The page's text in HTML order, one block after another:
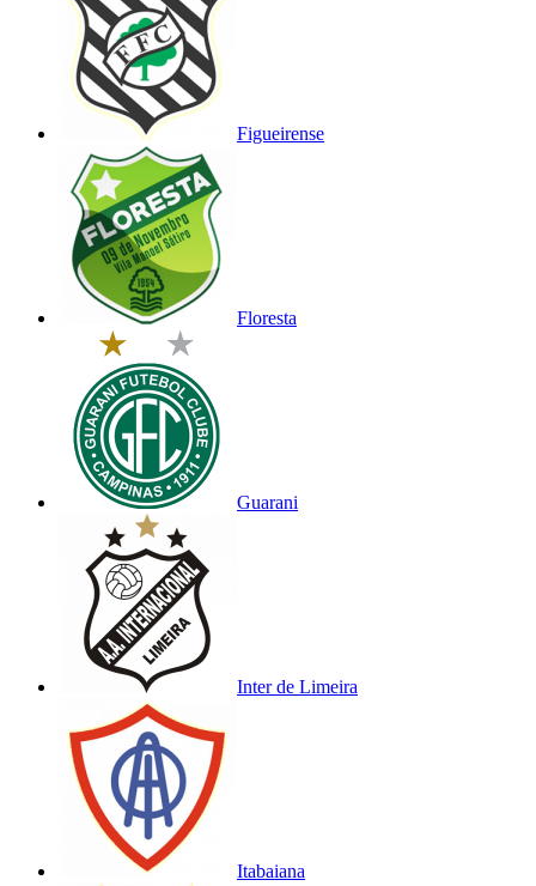
Figueirense
Floresta
Guarani
Inter de Limeira
Itabaiana